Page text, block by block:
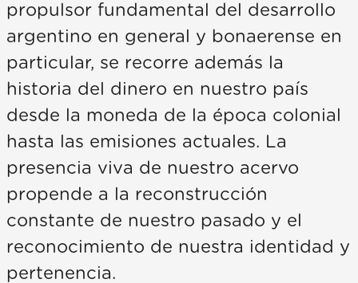
propulsor fundamental del desarrollo
argentino en general y bonaerense en
particular, se recorre además la
historia del dinero en nuestro país
desde la moneda de la época colonial
hasta las emisiones actuales. La
presencia viva de nuestro acervo
propende a la reconstrucción
constante de nuestro pasado y el
reconocimiento de nuestra identidad y
pertenencia.